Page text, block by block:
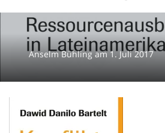
tell
Magazin für Literatur und Zeitgenossenschaft
Anselm Bühling am 1. Juli 2017